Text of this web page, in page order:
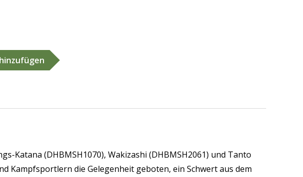
Katana (DHBMSH1070), Wakizashi (DHBMSH2061) und Tanto
Kampfsportlern die Gelegenheit geboten, ein Schwert aus dem